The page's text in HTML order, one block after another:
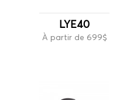
LYE40
À partir de 699$